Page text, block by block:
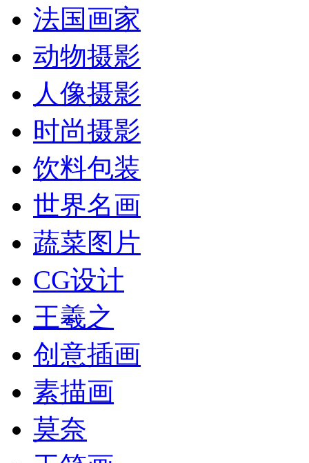
法国画家
动物摄影
人像摄影
时尚摄影
饮料包装
世界名画
蔬菜图片
CG设计
王羲之
创意插画
素描画
莫奈